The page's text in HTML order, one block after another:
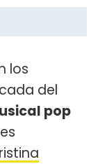
los
del
pop